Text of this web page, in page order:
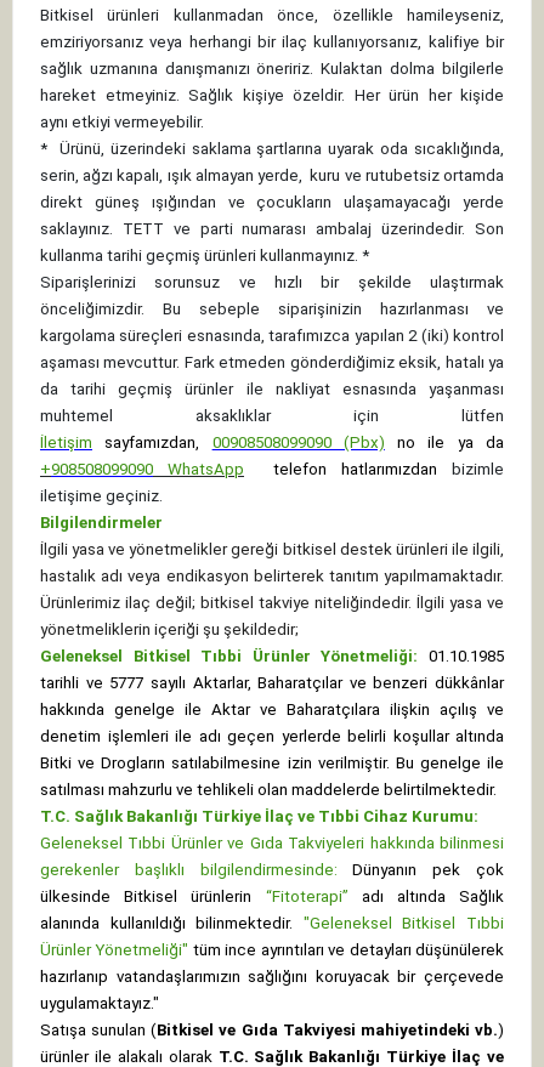
Bitkisel ürünleri kullanmadan önce, özellikle hamileyseniz,
emziriyorsanız veya herhangi bir ilaç kullanıyorsanız, kalifiye bir
sağlık uzmanına danışmanızı öneririz. Kulaktan dolma bilgilerle
hareket etmeyiniz. Sağlık kişiye özeldir. Her ürün her kişide
aynı etkiyi vermeyebilir.
*
Ürünü, üzerindeki saklama şartlarına uyarak oda sıcaklığında,
serin, ağzı kapalı, ışık almayan yerde, kuru ve rutubetsiz ortamda
direkt güneş ışığından ve çocukların ulaşamayacağı yerde
saklayınız. TETT ve parti numarası ambalaj üzerindedir. Son
kullanma tarihi geçmiş ürünleri kullanmayınız. *
Siparişlerinizi sorunsuz ve hızlı bir şekilde ulaştırmak
önceliğimizdir. Bu sebeple siparişinizin hazırlanması ve
kargolama süreçleri esnasında, tarafımızca yapılan 2 (iki) kontrol
aşaması mevcuttur. Fark etmeden gönderdiğimiz eksik, hatalı ya
da tarihi geçmiş ürünler ile nakliyat esnasında yaşanması
muhtemel aksaklıklar için lütfen
İletişim
sayfamızdan, 00908508099090 (Pbx) no ile ya da
+908508099090 WhatsApp telefon hatlarımızdan bizimle
iletişime geçiniz.
Bilgilendirmeler
İlgili yasa ve yönetmelikler gereği bitkisel destek ürünleri ile ilgili,
hastalık adı veya endikasyon belirterek tanıtım yapılmamaktadır.
Ürünlerimiz ilaç değil; bitkisel takviye niteliğindedir. İlgili yasa ve
yönetmeliklerin içeriği şu şekildedir;
Geleneksel Bitkisel Tıbbi Ürünler Yönetmeliği: 01.10.1985
tarihli ve 5777 sayılı Aktarlar, Baharatçılar ve benzeri dükkânlar
hakkında genelge ile Aktar ve Baharatçılara ilişkin açılış ve
denetim işlemleri ile adı geçen yerlerde belirli koşullar altında
Bitki ve Drogların satılabilmesine izin verilmiştir. Bu genelge ile
satılması mahzurlu ve tehlikeli olan maddelerde belirtilmektedir.
T.C. Sağlık Bakanlığı Türkiye İlaç ve Tıbbi Cihaz Kurumu:
Geleneksel Tıbbi Ürünler ve Gıda Takviyeleri hakkında bilinmesi
gerekenler başlıklı bilgilendirmesinde:
Dünyanın pek çok
ülkesinde Bitkisel ürünlerin “Fitoterapi” adı altında Sağlık
alanında kullanıldığı bilinmektedir. "Geleneksel Bitkisel Tıbbi
Ürünler Yönetmeliği" tüm ince ayrıntıları ve detayları düşünülerek
hazırlanıp vatandaşlarımızın sağlığını koruyacak bir çerçevede
uygulamaktayız."
Satışa sunulan (Bitkisel ve Gıda Takviyesi mahiyetindeki vb.)
ürünler ile alakalı olarak T.C. Sağlık Bakanlığı Türkiye İlaç ve